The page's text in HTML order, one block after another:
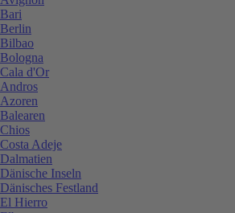
Bari
Berlin
Bilbao
Bologna
Cala d'Or
Andros
Azoren
Balearen
Chios
Costa Adeje
Dalmatien
Dänische Inseln
Dänisches Festland
El Hierro